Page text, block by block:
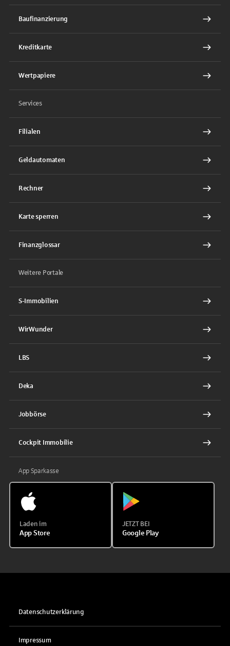
Baufinanzierung
Kreditkarte
Wertpapiere
Services
Filialen
Geldautomaten
Rechner
Karte sperren
Finanzglossar
Weitere Portale
S-Immobilien
WirWunder
LBS
Deka
Jobbörse
Cockpit Immobilie
App Sparkasse
Laden im
App Store
JETZT BEI
Google Play
Datenschutzerklärung
Impressum